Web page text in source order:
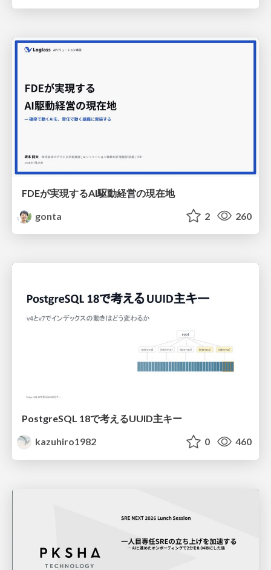
FDEが実現するAI駆動経営の現在地
gonta
2 260
PostgreSQL 18で考えるUUID主キー
kazuhiro1982
0 460